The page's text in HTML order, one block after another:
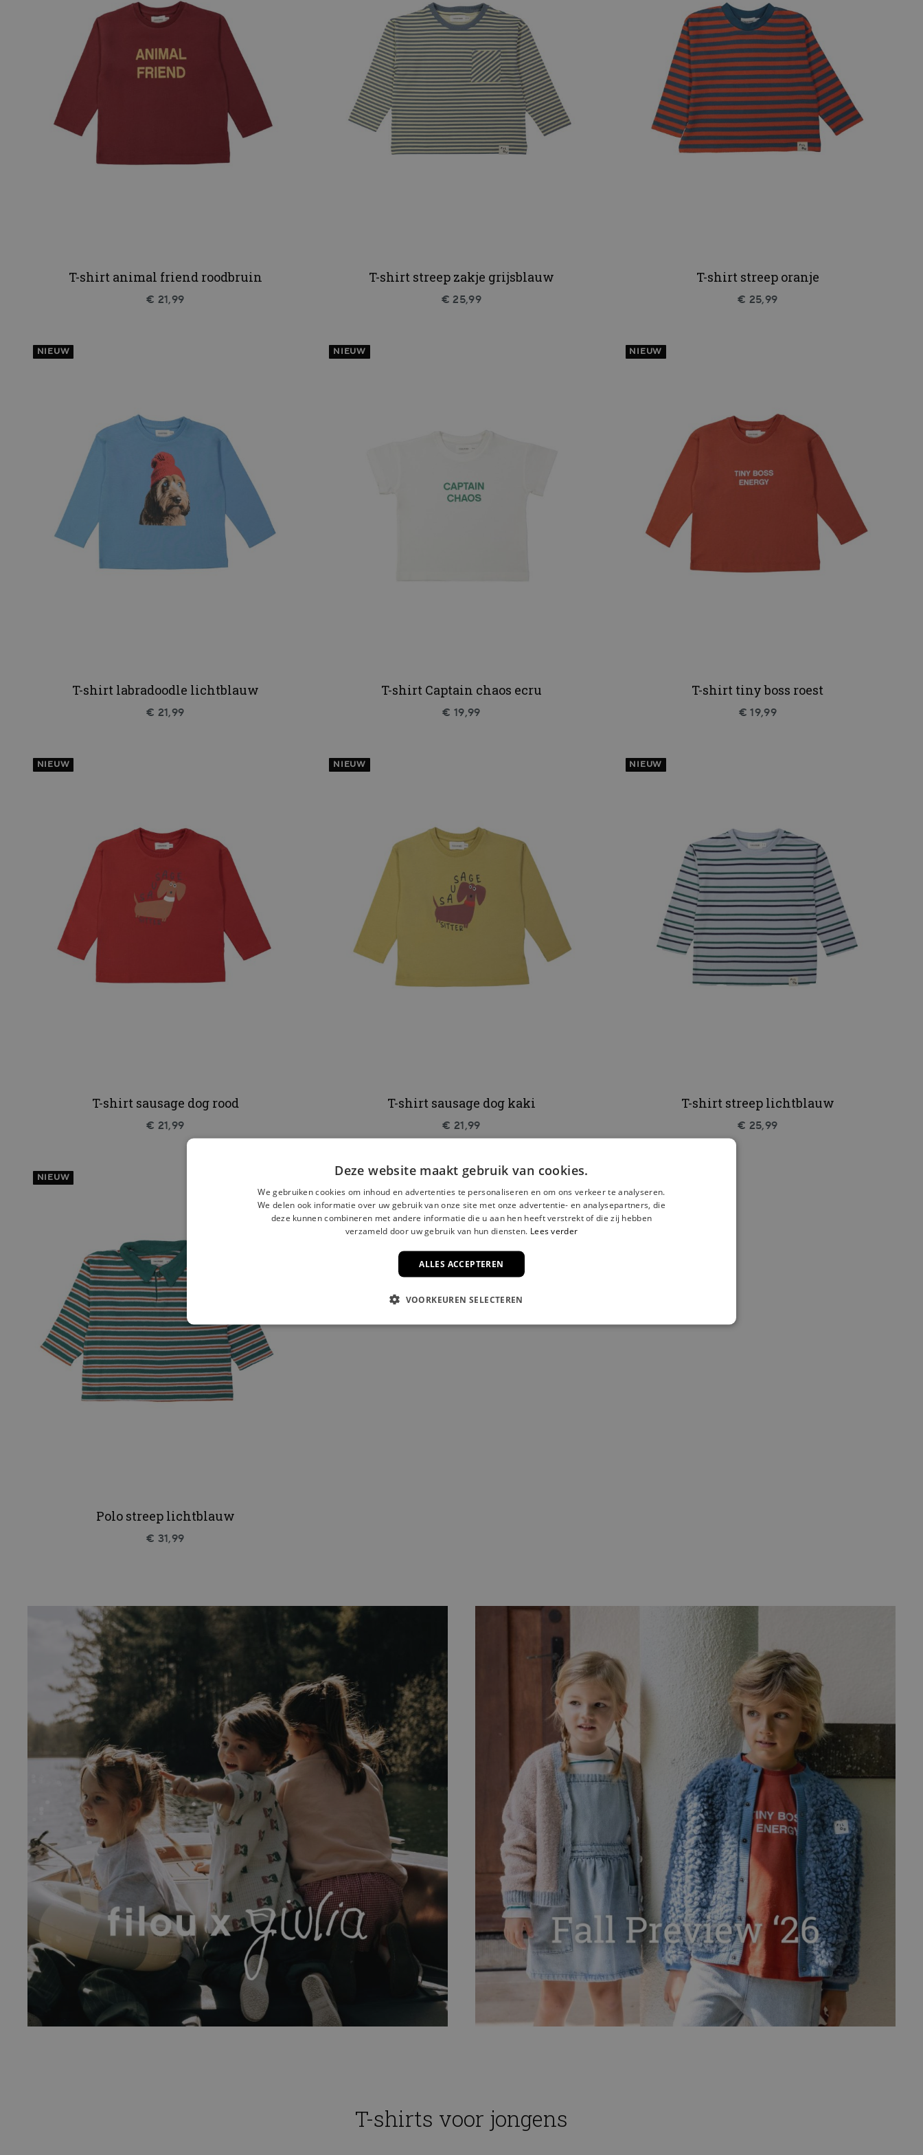
T-shirt animal friend roodbruin
€ 21,99
T-shirt streep zakje grijsblauw
€ 25,99
T-shirt streep oranje
€ 25,99
NIEUW
T-shirt labradoodle lichtblauw
€ 21,99
NIEUW
T-shirt Captain chaos ecru
€ 19,99
NIEUW
T-shirt tiny boss roest
€ 19,99
NIEUW
T-shirt sausage dog rood
€ 21,99
NIEUW
T-shirt sausage dog kaki
€ 21,99
NIEUW
T-shirt streep lichtblauw
€ 25,99
NIEUW
Polo streep lichtblauw
€ 31,99
T-shirts voor jongens
Deze website maakt gebruik van cookies.
We gebruiken cookies om inhoud en advertenties te personaliseren en om ons verkeer te analyseren.
We delen ook informatie over uw gebruik van onze site met onze advertentie- en analysepartners, die
deze kunnen combineren met andere informatie die u aan hen heeft verstrekt of die zij hebben
verzameld door uw gebruik van hun diensten. Lees verder
ALLES ACCEPTEREN
VOORKEUREN SELECTEREN